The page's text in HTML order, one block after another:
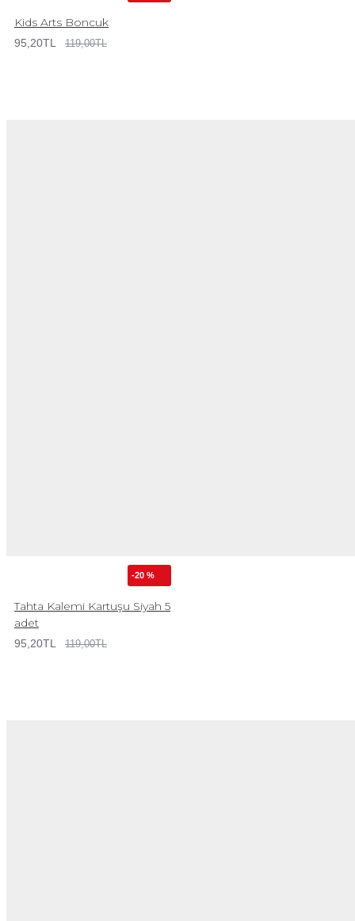
Kids Arts Boncuk
95,20TL 119,00TL
-20 %
Tahta Kalemi Kartuşu Siyah 5
adet
95,20TL 119,00TL